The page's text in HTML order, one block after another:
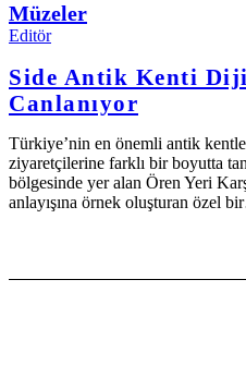
Müzeler
Editör
Side Antik Kenti
Canlanıyor
Türkiye’nin en önemli antik
ziyaretçilerine farklı bir boyutta
bölgesinde yer alan Ören Yeri
anlayışına örnek oluşturan özel